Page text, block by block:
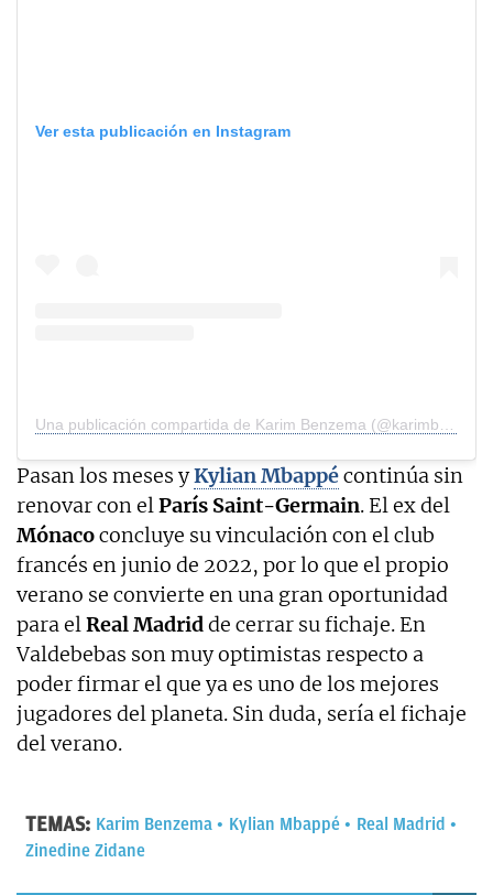
Ver esta publicación en Instagram
Una publicación compartida de Karim Benzema (@karimbenzema)
Pasan los meses yKylian Mbappécontinúa sin
renovar con elParís Saint-Germain. El ex del
Mónacoconcluye su vinculación con el club
francés en junio de 2022, por lo que el propio
verano se convierte en una gran oportunidad
para elReal Madridde cerrar su fichaje. En
Valdebebas son muy optimistas respecto a
poder firmar el que ya es uno de los mejores
jugadores del planeta. Sin duda, sería el fichaje
del verano.
TEMAS: Karim Benzema Kylian Mbappé
Real Madrid
Zinedine Zidane